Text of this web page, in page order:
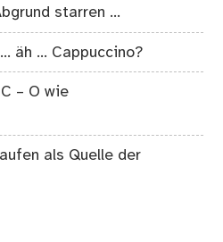
starren …
äh … Cappuccino?
– O wie
als Quelle der